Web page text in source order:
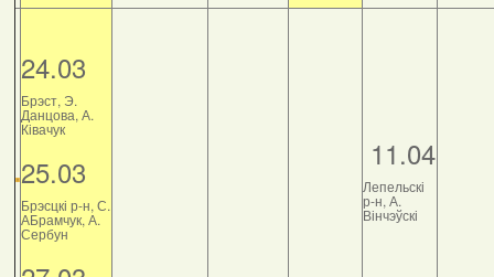
24.03
Брэст, Э.
Данцова, А.
Ківачук
25.03
Брэсцкі р-н, С.
АБрамчук, А.
Сербун
11.04
Лепельскі
р-н, А.
Вінчэўскі